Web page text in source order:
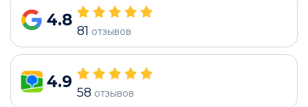
4.8
81 отзывов
4.9
58 отзывов